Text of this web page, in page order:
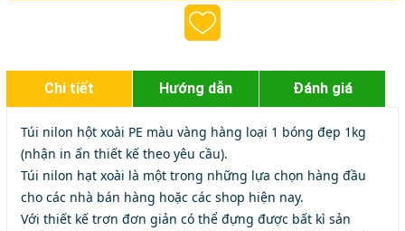
Chi tiết Hướng dẫn Đánh giá
Túi nilon hột xoài PE màu vàng hàng loại 1 bóng đẹp 1kg
(nhận in ấn thiết kế theo yêu cầu).
Túi nilon hạt xoài là một trong những lựa chọn hàng đầu
cho các nhà bán hàng hoặc các shop hiện nay.
Với thiết kế trơn đơn giản có thể đựng được bất kì sản